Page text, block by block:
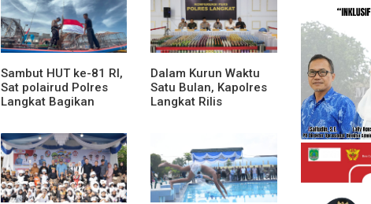
Sambut HUT ke-81 RI,
Sat polairud Polres
Langkat Bagikan
kepada Nelayan
Dalam Kurun Waktu
Satu Bulan, Kapolres
Langkat Rilis
Pidana Kriminal, dan
Kekerasan Seksual
terhadap Anak